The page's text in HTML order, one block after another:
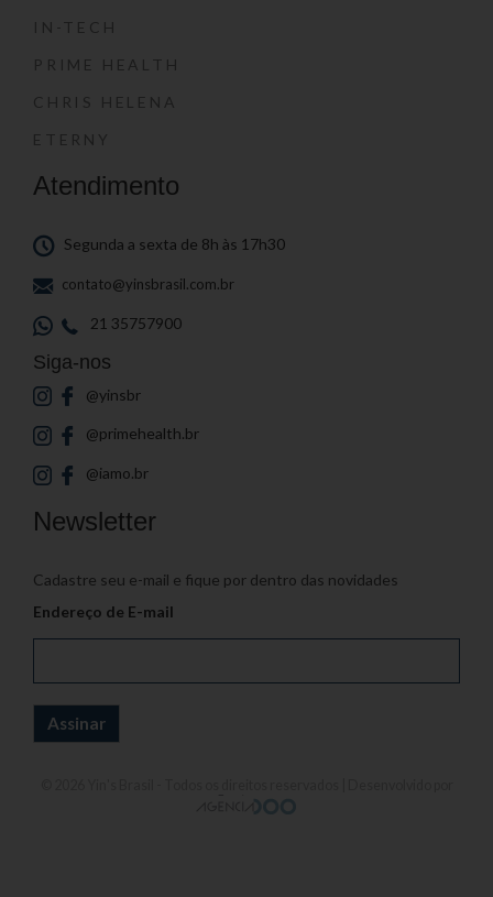
IN-TECH
PRIME HEALTH
CHRIS HELENA
ETERNY
Atendimento
Segunda a sexta de 8h às 17h30
contato@yinsbrasil.com.br
21 35757900
Siga-nos
@yinsbr
@primehealth.br
@iamo.br
Newsletter
Cadastre seu e-mail e fique por dentro das novidades
Endereço de E-mail